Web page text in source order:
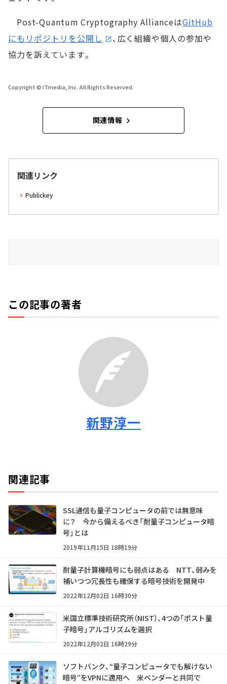
Post-Quantum Cryptography AllianceはGitHub
にもリポジトリを公開し
、広く組織や個人の参加や
協力を訴えています。
Copyright © ITmedia, Inc. All Rights Reserved.
関連情報
関連リンク
Publickey
この記事の著者
新野淳一
関連記事
SSL通信も量子コンピュータの前では無意味
に？ 今から備えるべき「耐量子コンピュータ暗
号」とは
2019年11月15日 18時19分
耐量子計算機暗号にも弱点はある NTT、弱みを
補いつつ冗長性も確保する暗号技術を開発中
2022年12月02日 16時30分
米国立標準技術研究所（NIST）、4つの「ポスト量
子暗号」アルゴリズムを選択
2022年12月02日 16時29分
ソフトバンク、“量子コンピュータでも解けない
暗号”をVPNに適用へ 米ベンダーと共同で